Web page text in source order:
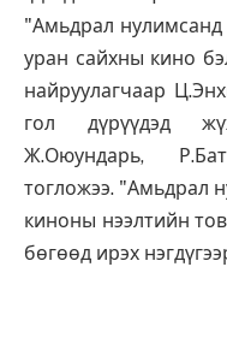
"Амьдрал
уран сайхны кино
найруулагчаар
гол дүрүүдэд
Ж.Оюундарь,
тогложээ. "Амьдрал
киноны нээлтийн
бөгөөд ирэх